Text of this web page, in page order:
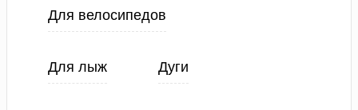
Для велосипедов
Для лыж Дуги